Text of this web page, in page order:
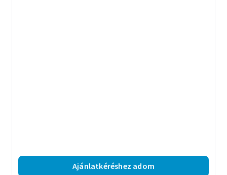
Ajánlatkéréshez adom